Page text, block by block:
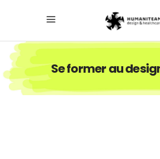
Se former au